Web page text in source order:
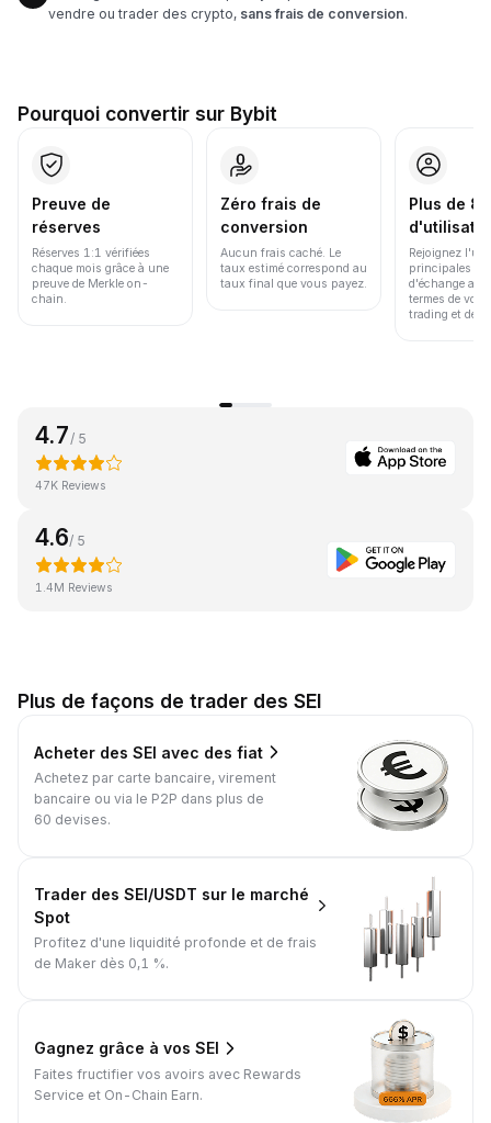
vendre ou trader des crypto, sans frais de conversion.
Pourquoi convertir sur Bybit
Preuve de
réserves
Réserves 1:1 vérifiées
chaque mois grâce à une
preuve de Merkle on-
chain.
Zéro frais de
conversion
Aucun frais caché. Le
taux estimé correspond au
taux final que vous payez.
Plus de
Rejoignez
principales
d'échange au
termes de
trading et de
4.7 / 5
47K Reviews
4.6/ 5
1.4M Reviews
Plus de façons de trader des SEI
Acheter des SEI avec des fiat
Achetez par carte bancaire, virement
bancaire ou via le P2P dans plus de
60 devises.
Trader des SEI/USDT sur le marché
Spot
Profitez d'une liquidité profonde et de frais
de Maker dès 0,1 %.
Gagnez grâce à vos SEI
Faites fructifier vos avoirs avec Rewards
Service et On-Chain Earn.